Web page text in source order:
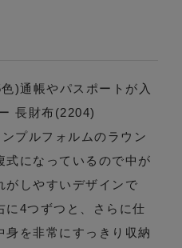
)通帳やパスポートが入
長財布(2204)
プルフォルムのラウン
式になっているので中が
がしやすいデザインで
に4つずつと、さらに仕
を非常にすっきり収納